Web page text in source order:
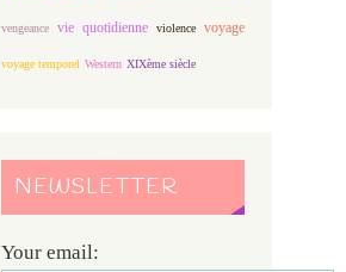
vengeance vie quotidienne violence voyage
voyage temporel Western XIXème siècle
NEWSLETTER
Your email: